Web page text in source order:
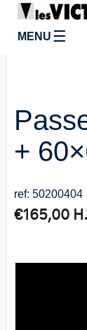
MENU ☰
+
ref: 50200404
€165,00